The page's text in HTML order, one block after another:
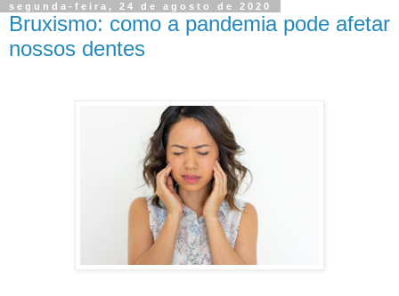
segunda-feira, 24 de agosto de 2020
Bruxismo: como a pandemia pode afetar
nossos dentes